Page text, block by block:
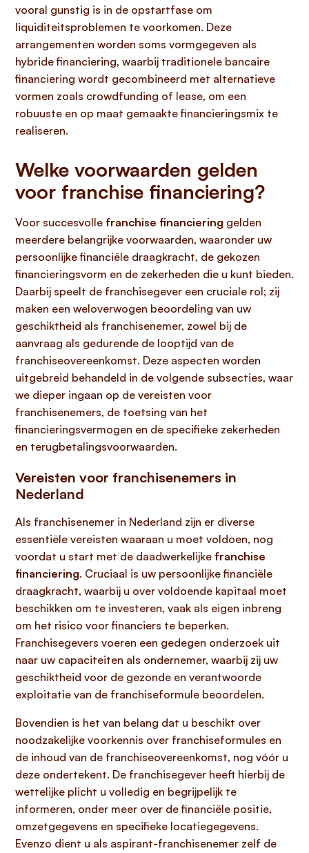
vooral gunstig is in de opstartfase om
liquiditeitsproblemen te voorkomen. Deze
arrangementen worden soms vormgegeven als
hybride financiering, waarbij traditionele bancaire
financiering wordt gecombineerd met alternatieve
vormen zoals crowdfunding of lease, om een
robuuste en op maat gemaakte financieringsmix te
realiseren.
Welke voorwaarden gelden
voor franchise financiering?
Voor succesvolle franchise financiering gelden
meerdere belangrijke voorwaarden, waaronder uw
persoonlijke financiële draagkracht, de gekozen
financieringsvorm en de zekerheden die u kunt bieden.
Daarbij speelt de franchisegever een cruciale rol; zij
maken een weloverwogen beoordeling van uw
geschiktheid als franchisenemer, zowel bij de
aanvraag als gedurende de looptijd van de
franchiseovereenkomst. Deze aspecten worden
uitgebreid behandeld in de volgende subsecties, waar
we dieper ingaan op de vereisten voor
franchisenemers, de toetsing van het
financieringsvermogen en de specifieke zekerheden
en terugbetalingsvoorwaarden.
Vereisten voor franchisenemers in
Nederland
Als franchisenemer in Nederland zijn er diverse
essentiële vereisten waaraan u moet voldoen, nog
voordat u start met de daadwerkelijke franchise
financiering. Cruciaal is uw persoonlijke financiële
draagkracht, waarbij u over voldoende kapitaal moet
beschikken om te investeren, vaak als eigen inbreng
om het risico voor financiers te beperken.
Franchisegevers voeren een gedegen onderzoek uit
naar uw capaciteiten als ondernemer, waarbij zij uw
geschiktheid voor de gezonde en verantwoorde
exploitatie van de franchiseformule beoordelen.
Bovendien is het van belang dat u beschikt over
noodzakelijke voorkennis over franchiseformules en
de inhoud van de franchiseovereenkomst, nog vóór u
deze ondertekent. De franchisegever heeft hierbij de
wettelijke plicht u volledig en begrijpelijk te
informeren, onder meer over de financiële positie,
omzetgegevens en specifieke locatiegegevens.
Evenzo dient u als aspirant-franchisenemer zelf de